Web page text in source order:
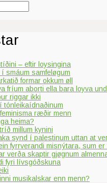
– eftir loysingina
smáum samfeløgum
formar okkum øll
fríum aborti ella bara loyva
riggar ikki
tónleikaídnaðinum
ræðir menn
heima?
millum kynini
synd í palestinum uttan at
fyrrverandi misnýtara, sum er
verða skaptir gjøgnum
fyri lívsgóðskuna
musikalskar enn menn?